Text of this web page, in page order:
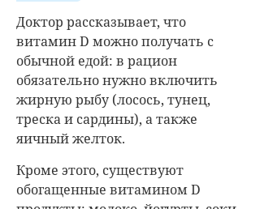
Доктор рассказывает, что
витамин D можно получать с
обычной едой: в рацион
обязательно нужно включить
жирную рыбу (лосось, тунец,
треска и сардины), а также
яичный желток.
Кроме этого, существуют
обогащенные витамином D